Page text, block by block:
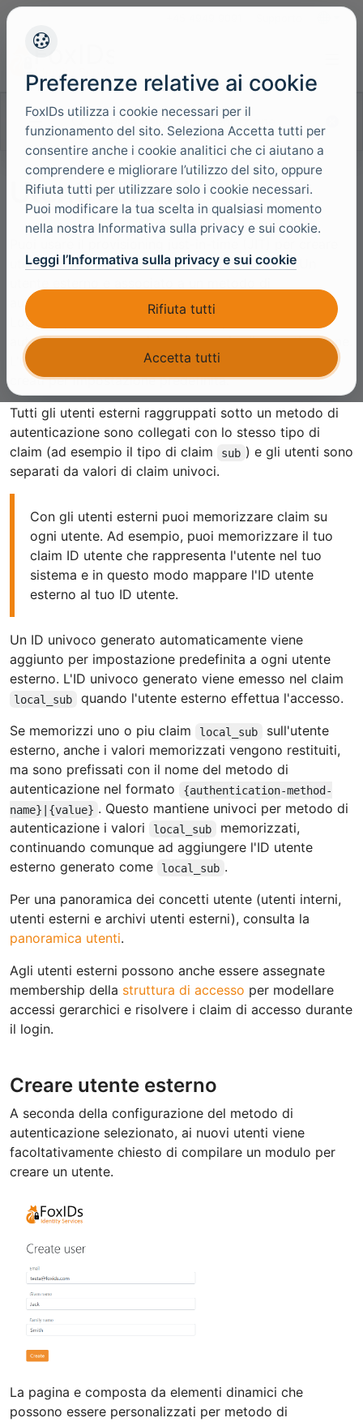
Cerca nella documentazione
Utenti esterni
utenti esterni e associarli a un'identita esterna. Un
autenticazione (OpenID Connect, SAML 2.0, External
Login oppure Environment Link) e puo essere
autenticato solo usando quel metodo di autenticazione.
L'uso degli utenti esterni e facoltativo; non vengono
creati per impostazione predefinita.
Tutti gli utenti esterni raggruppati sotto un metodo di
autenticazione sono collegati con lo stesso tipo di
claim (ad esempio il tipo di claim
sub ) e gli utenti sono
separati da valori di claim univoci.
Con gli utenti esterni puoi memorizzare claim su
ogni utente. Ad esempio, puoi memorizzare il tuo
claim ID utente che rappresenta l'utente nel tuo
sistema e in questo modo mappare l'ID utente
esterno al tuo ID utente.
Un ID univoco generato automaticamente viene
aggiunto per impostazione predefinita a ogni utente
esterno. L'ID univoco generato viene emesso nel claim
local_sub
quando l'utente esterno effettua l'accesso.
Se memorizzi uno o piu claim
local_sub
sull'utente
esterno, anche i valori memorizzati vengono restituiti,
ma sono prefissati con il nome del metodo di
autenticazione nel formato
{authentication-method-
name}|{value} . Questo mantiene univoci per metodo di
autenticazione i valori
local_sub
memorizzati,
continuando comunque ad aggiungere l'ID utente
esterno generato come
local_sub .
Per una panoramica dei concetti utente (utenti interni,
utenti esterni e archivi utenti esterni), consulta la
panoramica utenti.
Agli utenti esterni possono anche essere assegnate
membership della struttura di accesso per modellare
accessi gerarchici e risolvere i claim di accesso durante
il login.
Creare utente esterno
A seconda della configurazione del metodo di
autenticazione selezionato, ai nuovi utenti viene
facoltativamente chiesto di compilare un modulo per
creare un utente.
La pagina e composta da elementi dinamici che
possono essere personalizzati per metodo di
Preferenze relative ai cookie
FoxIDs utilizza i cookie necessari per il
funzionamento del sito. Seleziona Accetta tutti per
consentire anche i cookie analitici che ci aiutano a
comprendere e migliorare l’utilizzo del sito, oppure
Rifiuta tutti per utilizzare solo i cookie necessari.
Puoi modificare la tua scelta in qualsiasi momento
nella nostra Informativa sulla privacy e sui cookie.
Leggi l’Informativa sulla privacy e sui cookie
Rifiuta tutti
Accetta tutti